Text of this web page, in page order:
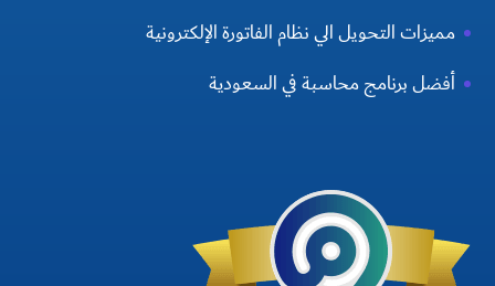
مميزات التحويل الي نظام الفاتورة الإلكترونية
أفضل برنامج محاسبة في السعودية